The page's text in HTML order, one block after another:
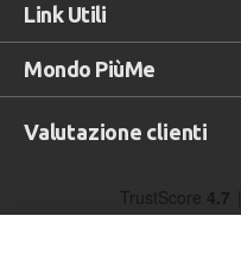
Link Utili
Mondo PiùMe
Valutazione clienti